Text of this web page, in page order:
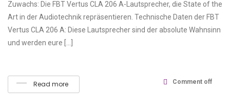
Zuwachs: Die FBT Vertus CLA 206 A-Lautsprecher, die State of the
Art in der Audiotechnik repräsentieren. Technische Daten der FBT
Vertus CLA 206 A: Diese Lautsprecher sind der absolute Wahnsinn
und werden eure […]
Read more Comment off